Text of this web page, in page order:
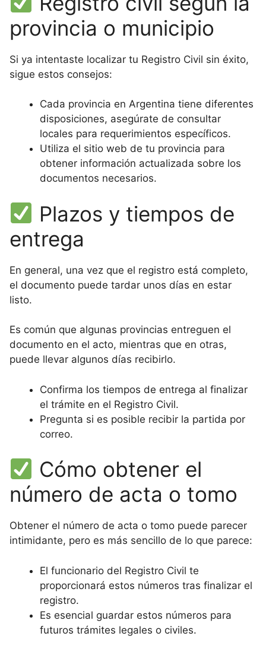
provincia o municipio
Si ya intentaste localizar tu Registro Civil sin éxito,
sigue estos consejos:
Cada provincia en Argentina tiene diferentes
disposiciones, asegúrate de consultar
locales para requerimientos específicos.
Utiliza el sitio web de tu provincia para
obtener información actualizada sobre los
documentos necesarios.
Plazos y tiempos de
entrega
En general, una vez que el registro está completo,
el documento puede tardar unos días en estar
listo.
Es común que algunas provincias entreguen el
documento en el acto, mientras que en otras,
puede llevar algunos días recibirlo.
Confirma los tiempos de entrega al finalizar
el trámite en el Registro Civil.
Pregunta si es posible recibir la partida por
correo.
Cómo obtener el
número de acta o tomo
Obtener el número de acta o tomo puede parecer
intimidante, pero es más sencillo de lo que parece:
El funcionario del Registro Civil te
proporcionará estos números tras finalizar el
registro.
Es esencial guardar estos números para
futuros trámites legales o civiles.